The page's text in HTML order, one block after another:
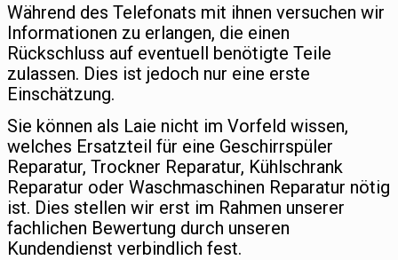
Während des Telefonats mit ihnen versuchen wir
Informationen zu erlangen, die einen
Rückschluss auf eventuell benötigte Teile
zulassen. Dies ist jedoch nur eine erste
Einschätzung.
Sie können als Laie nicht im Vorfeld wissen,
welches Ersatzteil für eine Geschirrspüler
Reparatur, Trockner Reparatur, Kühlschrank
Reparatur oder Waschmaschinen Reparatur nötig
ist. Dies stellen wir erst im Rahmen unserer
fachlichen Bewertung durch unseren
Kundendienst verbindlich fest.